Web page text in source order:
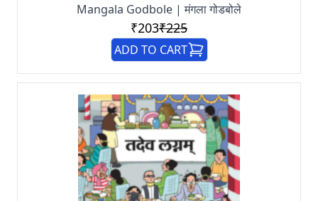
Mangala Godbole | मंगला गोडबोले
₹203₹225
ADD TO CART